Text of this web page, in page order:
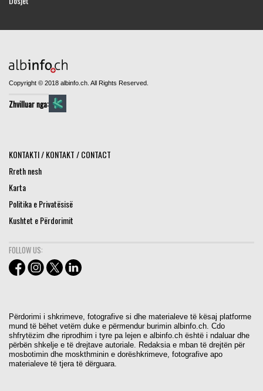
Copyright © 2018 albinfo.ch. All Rights Reserved.
Zhvilluar nga:
KONTAKTI / KONTAKT / CONTACT
Rreth nesh
Karta
Politika e Privatësisë
Kushtet e Përdorimit
FOLLOW US:
Përdorimi i shkrimeve, fotografive si dhe materialeve të kësaj platforme
mund të bëhet vetëm duke e përmendur burimin albinfo.ch. Cdo
shfrytëzim dhe riprodhim i tyre pa lejen e albinfo.ch është i ndaluar dhe
përbën shkelje e të drejtave autoriale. Redaksia e mban të drejtën për
mosbotimin dhe moskthminin e dorëshkrimeve, fotografive apo
materialeve të tjera të dërguara.